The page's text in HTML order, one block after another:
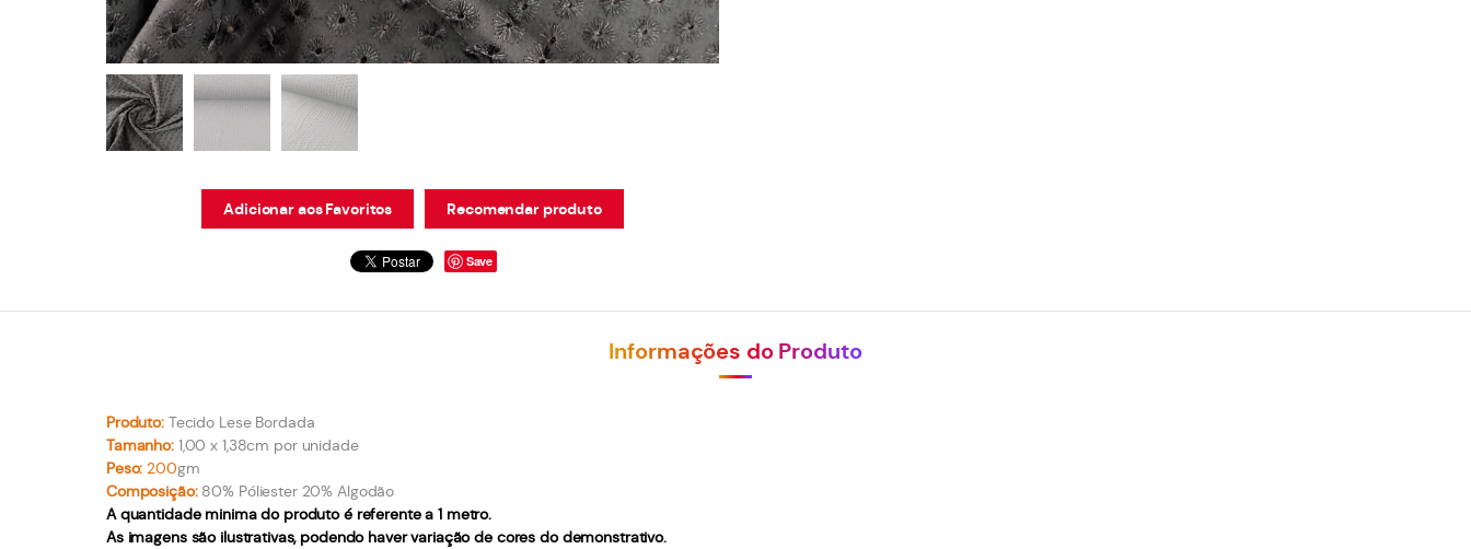
Adicionar aos Favoritos Recomendar produto
Save
Informações do Produto
Produto: Tecido Lese Bordada
Tamanho: 1,00 x 1,38cm por unidade
Peso: 200gm
Composição:80% Póliester 20% Algodão
A quantidade minima do produto é referente a 1 metro.
As imagens são ilustrativas, podendo haver variação de cores do demonstrativo.